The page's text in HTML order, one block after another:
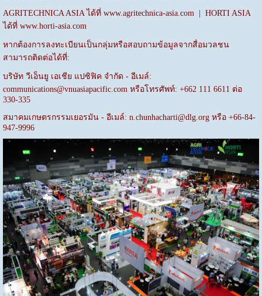
AGRITECHNICA ASIA ได้ที่ www.agritechnica-asia.com| HORTI ASIA
ได้ที่ www.horti-asia.com
หากต้องการลงทะเบียนเป็นกลุ่มหรือสอบถามข้อมูลจากสื่อมวลชน
สามารถติดต่อได้ที่:
บริษัท วีเอ็นยู เอเชีย แปซิฟิค จำกัด - อีเมล์:
communications@vnuasiapacific.com หรือโทรศัพท์: +662 111 6611 ต่อ
330-335
สมาคมเกษตรกรรมเยอรมัน - อีเมล์: n.chunhacharti@dlg.org หรือ +66-84-
947-9996